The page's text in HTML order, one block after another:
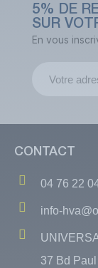
5% DE
SUR
En vous
CONTACT
04 76 22
info-
37 Bd